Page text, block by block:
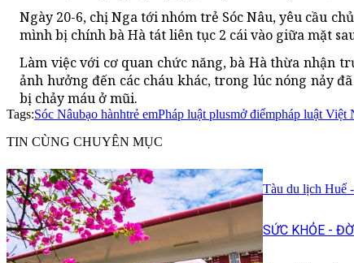
Ngày 20-6, chị Nga tới nhóm trẻ Sóc Nâu, yêu cầu
mình bị chính bà Hà tát liên tục 2 cái vào giữa mặt
Làm việc với cơ quan chức năng, bà Hà thừa nhận
ảnh hưởng đến các cháu khác, trong lúc nóng nảy
bị chảy máu ở mũi.
Tags:Sóc Nâubạo hànhtrẻ emPháp luật plusmở điểmpháp luật Việt
TIN CÙNG CHUYÊN MỤC
Tàu du lịch Huế
SỨC KHỎE -